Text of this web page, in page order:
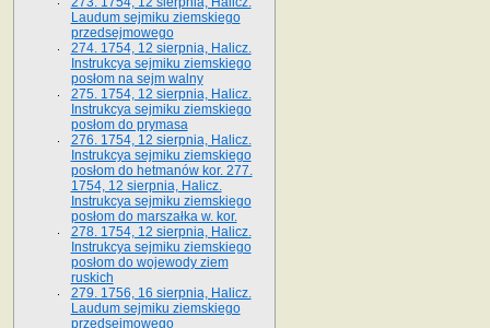
Laudum sejmiku ziemskiego
przedsejmowego
274. 1754, 12 sierpnia, Halicz.
Instrukcya sejmiku ziemskiego
posłom na sejm walny
275. 1754, 12 sierpnia, Halicz.
Instrukcya sejmiku ziemskiego
posłom do prymasa
276. 1754, 12 sierpnia, Halicz.
Instrukcya sejmiku ziemskiego
posłom do hetmanów kor. 277.
1754, 12 sierpnia, Halicz.
Instrukcya sejmiku ziemskiego
posłom do marszałka w. kor.
278. 1754, 12 sierpnia, Halicz.
Instrukcya sejmiku ziemskiego
posłom do wojewody ziem
ruskich
279. 1756, 16 sierpnia, Halicz.
Laudum sejmiku ziemskiego
przedsejmowego